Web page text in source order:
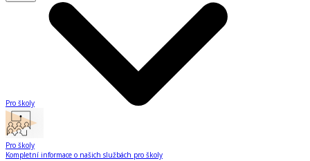
Pro školy
Pro školy
Kompletní informace o našich službách pro školy